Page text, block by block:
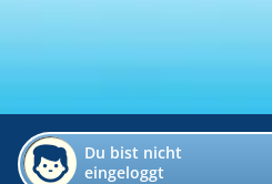
Du bist nicht
eingeloggt